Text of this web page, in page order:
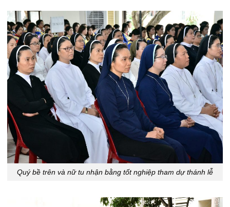
Quý bề trên và nữ tu nhận bằng tốt nghiệp tham dự thánh lễ